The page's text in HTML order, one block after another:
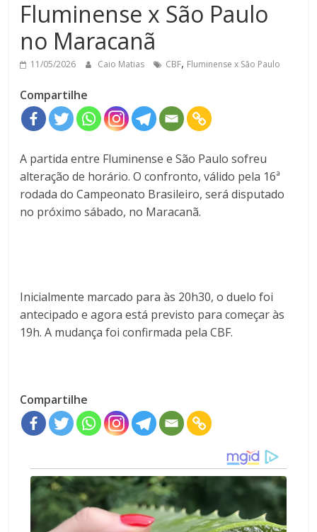
Fluminense x São Paulo
no Maracanã
11/05/2026 Caio Matias CBF, Fluminense x São Paulo
Compartilhe
A partida entre Fluminense eSão Paulo sofreu
alteração de horário. O confronto, válido pela 16ª
rodada doCampeonato Brasileiro, será disputado
no próximo sábado, no Maracanã.
Inicialmente marcado para às 20h30, o duelo foi
antecipado e agora está previsto para começar às
19h. A mudança foi confirmada pela CBF.
Compartilhe